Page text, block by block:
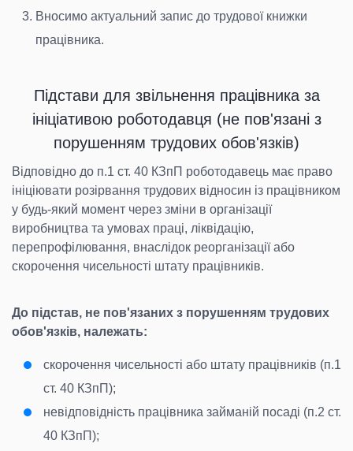
Вносимо актуальний запис до трудової книжки
працівника.
Підстави для звільнення працівника за
ініціативою роботодавця (не пов'язані з
порушенням трудових обов'язків)
Відповідно до п.1 ст. 40 КЗпП роботодавець має право
ініціювати розірвання трудових відносин із працівником
у будь-який момент через зміни в організації
виробництва та умовах праці, ліквідацію,
перепрофілювання, внаслідок реорганізації або
скорочення чисельності штату працівників.
До підстав, не пов'язаних з порушенням трудових
обов'язків, належать:
скорочення чисельності або штату працівників (п.1
ст. 40 КЗпП);
невідповідність працівника займаній посаді (п.2 ст.
40 КЗпП);